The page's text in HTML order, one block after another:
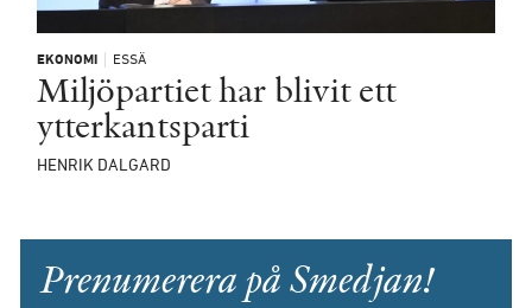
EKONOMI ESSÄ
Miljöpartiet har blivit ett
ytterkantsparti
HENRIK DALGARD
Prenumerera på Smedjan!